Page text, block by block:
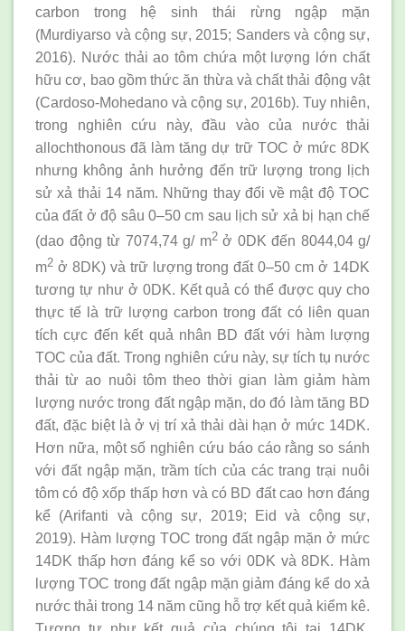
carbon trong hệ sinh thái rừng ngập mặn
(Murdiyarso và cộng sự, 2015; Sanders và cộng sự,
2016). Nước thải ao tôm chứa một lượng lớn chất
hữu cơ, bao gồm thức ăn thừa và chất thải động vật
(Cardoso-Mohedano và cộng sự, 2016b). Tuy nhiên,
trong nghiên cứu này, đầu vào của nước thải
allochthonous đã làm tăng dự trữ TOC ở mức 8DK
nhưng không ảnh hưởng đến trữ lượng trong lịch
sử xả thải 14 năm. Những thay đổi về mật độ TOC
của đất ở độ sâu 0–50 cm sau lịch sử xả bị hạn chế
(dao động từ 7074,74 g/ m2ở 0DK đến 8044,04 g/
m2 ở 8DK) và trữ lượng trong đất 0–50 cm ở 14DK
tương tự như ở 0DK. Kết quả có thể được quy cho
thực tế là trữ lượng carbon trong đất có liên quan
tích cực đến kết quả nhân BD đất với hàm lượng
TOC của đất. Trong nghiên cứu này, sự tích tụ nước
thải từ ao nuôi tôm theo thời gian làm giảm hàm
lượng nước trong đất ngập mặn, do đó làm tăng BD
đất, đặc biệt là ở vị trí xả thải dài hạn ở mức 14DK.
Hơn nữa, một số nghiên cứu báo cáo rằng so sánh
với đất ngập mặn, trầm tích của các trang trại nuôi
tôm có độ xốp thấp hơn và có BD đất cao hơn đáng
kể (Arifanti và cộng sự, 2019; Eid và cộng sự,
2019). Hàm lượng TOC trong đất ngập mặn ở mức
14DK thấp hơn đáng kể so với 0DK và 8DK. Hàm
lượng TOC trong đất ngập mặn giảm đáng kể do xả
nước thải trong 14 năm cũng hỗ trợ kết quả kiểm kê.